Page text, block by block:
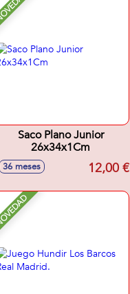
Saco Plano Junior
26x34x1Cm
36 meses 12,00 €